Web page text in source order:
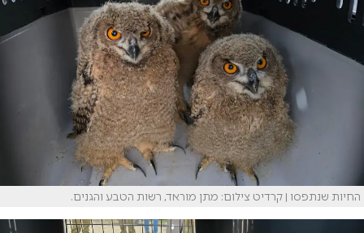
החיות שנתפסו | קרדיט צילום: מתן מוראד, רשות הטבע והגנים.